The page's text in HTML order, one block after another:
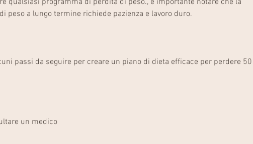
qualsiasi programma di perdita di peso., è importante notare che la
peso a lungo termine richiede pazienza e lavoro duro.
passi da seguire per creare un piano di dieta efficace per perdere 50
un medico